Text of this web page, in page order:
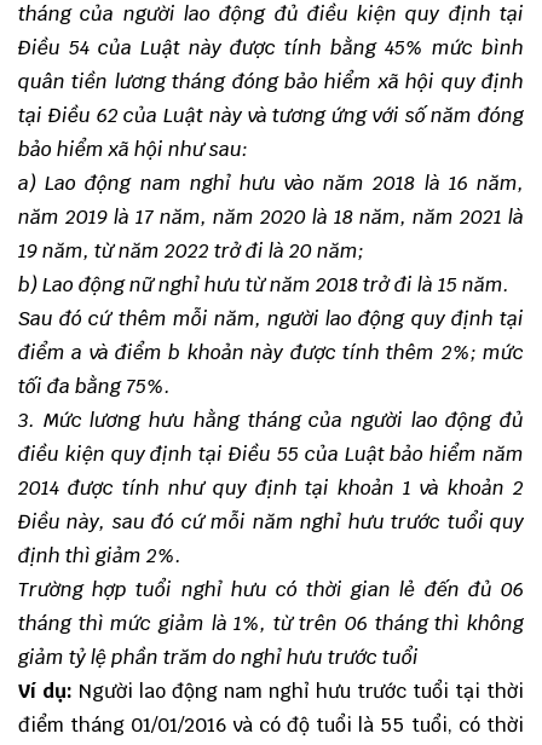
tháng của người lao động đủ điều kiện quy định tại
Điều 54 của Luật này được tính bằng 45% mức bình
quân tiền lương tháng đóng bảo hiểm xã hội quy định
tại Điều 62 của Luật này và tương ứng với số năm đóng
bảo hiểm xã hội như sau:
a) Lao động nam nghỉ hưu vào năm 2018 là 16 năm,
năm 2019 là 17 năm, năm 2020 là 18 năm, năm 2021 là
19 năm, từ năm 2022 trở đi là 20 năm;
b) Lao động nữ nghỉ hưu từ năm 2018 trở đi là 15 năm.
Sau đó cứ thêm mỗi năm, người lao động quy định tại
điểm a và điểm b khoản này được tính thêm 2%; mức
tối đa bằng 75%.
3. Mức lương hưu hằng tháng của người lao động đủ
điều kiện quy định tại Điều 55 của Luật bảo hiểm năm
2014 được tính như quy định tại khoản 1 và khoản 2
Điều này, sau đó cứ mỗi năm nghỉ hưu trước tuổi quy
định thì giảm 2%.
Trường hợp tuổi nghỉ hưu có thời gian lẻ đến đủ 06
tháng thì mức giảm là 1%, từ trên 06 tháng thì không
giảm tỷ lệ phần trăm do nghỉ hưu trước tuổi
Ví dụ: Người lao động nam nghỉ hưu trước tuổi tại thời
điểm tháng 01/01/2016 và có độ tuổi là 55 tuổi, có thời